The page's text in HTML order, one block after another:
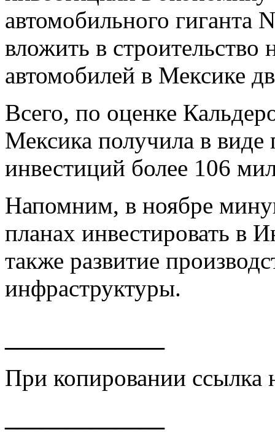
автомобильного гиганта
вложить в строительство
автомобилей в Мексике
Всего, по оценке
Мексика получила в
инвестиций более 106
Напомним, в ноябре
планах инвестировать в
также развитие
инфраструктуры.
При копировании ссылка